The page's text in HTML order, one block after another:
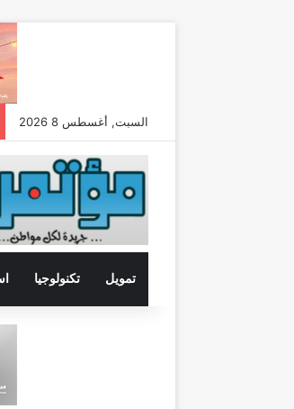
السبت, أغسطس 8 2026
تمويل تكنولوجيا